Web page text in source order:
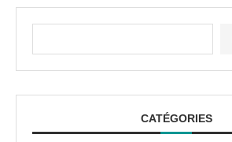
CATÉGORIES